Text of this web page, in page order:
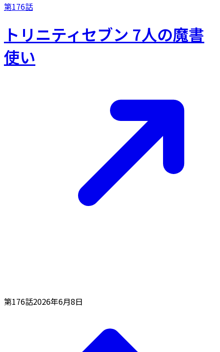
第176話
トリニティセブン 7人の魔書
使い
第176話2026年6月8日